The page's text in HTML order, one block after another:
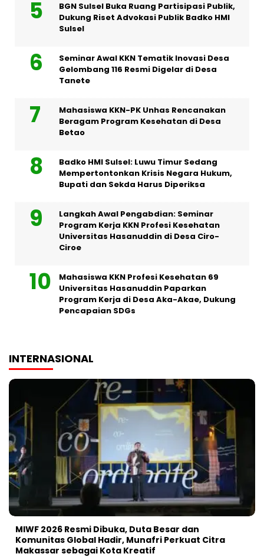
BGN Sulsel Buka Ruang Partisipasi Publik,
Dukung Riset Advokasi Publik Badko HMI
Sulsel
Seminar Awal KKN Tematik Inovasi Desa
Gelombang 116 Resmi Digelar di Desa
Tanete
Mahasiswa KKN-PK Unhas Rencanakan
Beragam Program Kesehatan di Desa
Betao
Badko HMI Sulsel: Luwu Timur Sedang
Mempertontonkan Krisis Negara Hukum,
Bupati dan Sekda Harus Diperiksa
Langkah Awal Pengabdian: Seminar
Program Kerja KKN Profesi Kesehatan
Universitas Hasanuddin di Desa Ciro-
Ciroe
Mahasiswa KKN Profesi Kesehatan 69
Universitas Hasanuddin Paparkan
Program Kerja di Desa Aka-Akae, Dukung
Pencapaian SDGs
INTERNASIONAL
MIWF 2026 Resmi Dibuka, Duta Besar dan
Komunitas Global Hadir, Munafri Perkuat Citra
Makassar sebagai Kota Kreatif